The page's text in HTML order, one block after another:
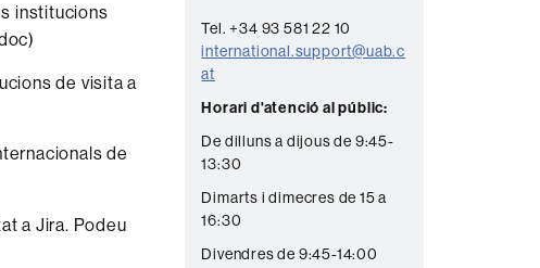
institucions
de visita a
de
a Jira. Podeu
t
e
Tel. +34 93 581 22 10
international.support@uab.c
at
Horari d'atenció al públic:
De dilluns a dijous de 9:45-
13:30
Dimarts i dimecres de 15 a
16:30
Divendres de 9:45-14:00